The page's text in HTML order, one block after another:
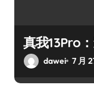
真我13Pro
dawei 7 月